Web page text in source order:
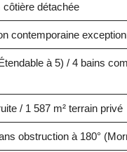
détachée
contemporaine
à 5) / 4 bains
/ 1 587 m² terrain privé
obstruction à 180°